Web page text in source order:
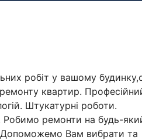
робіт у вашому
квартир.
Штукатурні роботи.
Робимо ремонти на будь-
Допоможемо Вам вибрати та